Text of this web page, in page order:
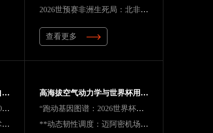
2026世预赛非洲生死局：北非锋刃破阵 vs 西非铁壁封喉
查看更多
**生态红牌：世界杯背后的自然透支与失衡困局**
《战术逻辑的断裂与再生：2026南太平洋启示录》
**逐帧解码：半自动越位技术对世界杯裁判实时判罚决策的重塑**
高海拔空气动力学与世界杯用球适配性：墨西哥三城实地验证研究
“跑动基因图谱：2026世界杯冠军的39天体测密码”
**动态韧性调度：迈阿密机场在2026世界杯飓风链应急中的中枢重构**